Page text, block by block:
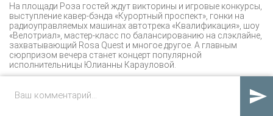
На площади Роза гостей ждут викторины и игровые конкурсы,
выступление кавер-бэнда «Курортный проспект», гонки на
радиоуправляемых машинах автотрека «Квалификация», шоу
«Велотриал», мастер-класс по балансированию на слэклайне,
захватывающий Rosa Quest и многое другое. А главным
сюрпризом вечера станет концерт популярной
исполнительницы Юлианны Карауловой.
готовится детская анимационная игровая программа и
